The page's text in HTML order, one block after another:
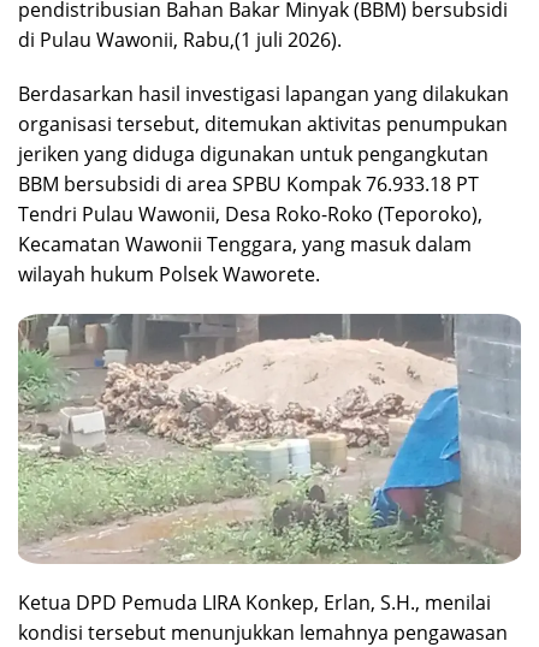
pendistribusian Bahan Bakar Minyak (BBM) bersubsidi
di Pulau Wawonii, Rabu,(1 juli 2026).
‎Berdasarkan hasil investigasi lapangan yang dilakukan
organisasi tersebut, ditemukan aktivitas penumpukan
jeriken yang diduga digunakan untuk pengangkutan
BBM bersubsidi di area SPBU Kompak 76.933.18 PT
Tendri Pulau Wawonii, Desa Roko-Roko (Teporoko),
Kecamatan Wawonii Tenggara, yang masuk dalam
wilayah hukum Polsek Waworete.
‎Ketua DPD Pemuda LIRA Konkep, Erlan, S.H., menilai
kondisi tersebut menunjukkan lemahnya pengawasan